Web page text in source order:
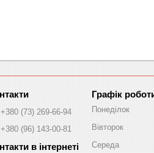
+380 (73) 269-66-94
+380 (96) 143-00-81
Графік
Понеділок
Вівторок
Середа